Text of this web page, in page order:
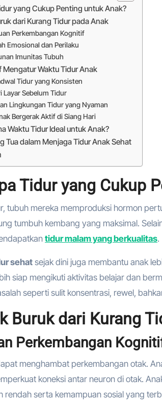
yang Cukup Penting untuk Anak?
dari Kurang Tidur pada Anak
Perkembangan Kognitif
Emosional dan Perilaku
Imunitas Tubuh
Mengatur Waktu Tidur Anak
Tidur yang Konsisten
Layar Sebelum Tidur
Lingkungan Tidur yang Nyaman
Bergerak Aktif di Siang Hari
Waktu Tidur Ideal untuk Anak?
Tua dalam Menjaga Tidur Anak Sehat
Tidur yang Cukup
tubuh mereka memproduksi hormon
tumbuh kembang yang maksimal.
tidur malam yang berkualitas.
sehatsejak dini juga membantu anak
siap mengikuti aktivitas belajar dan
seperti sulit konsentrasi, rewel,
Buruk dari Kurang
Perkembangan
menghambat perkembangan otak.
koneksi antar neuron di otak.
rendah serta kemampuan sosial yang